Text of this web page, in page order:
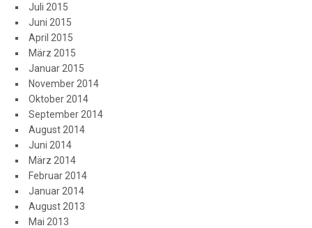
Juli 2015
Juni 2015
April 2015
März 2015
Januar 2015
November 2014
Oktober 2014
September 2014
August 2014
Juni 2014
März 2014
Februar 2014
Januar 2014
August 2013
Mai 2013